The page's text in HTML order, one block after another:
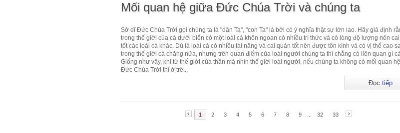
Mối quan hệ giữa Đức Chúa Trời và chúng ta
Sở dĩ Đức Chúa Trời gọi chúng ta là "dân Ta", "con Ta" là bởi có ý nghĩa thật sự lớn lao. Hãy giả định
trong thế giới của cá dưới biển có một loài cá khôn ngoan có nhiều trí thức và có lòng độ lượng nên
tốt các loài cá khác. Dù là loài cá có nhiều tài năng và cai quản tốt nên được tôn kính và có vị thế cao
trong thế giới cá chăng nữa, nhưng trên quan điểm của loài người chúng ta thì chẳng có liên quan gì
Giống như vậy, khi từ thế giới của thần mà nhìn thế giới loài người, nếu chúng ta không có mối quan
Đức Chúa Trời thì ở trê...
Đọc tiếp
1 2 3 4 5 6 7 8 9 32 33